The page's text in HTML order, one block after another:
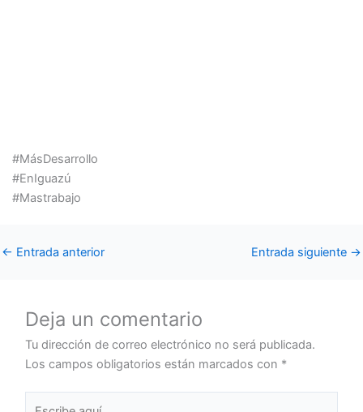
#MásDesarrollo
#EnIguazú
#Mastrabajo
← Entrada anterior Entrada siguiente →
Deja un comentario
Tu dirección de correo electrónico no será publicada.
Los campos obligatorios están marcados con *